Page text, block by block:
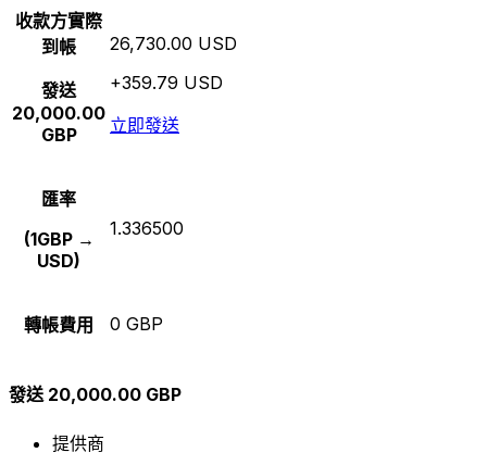
收款方實際
到帳
發送
20,000.00
GBP
26,730.00 USD
+359.79 USD
立即發送
匯率
(1GBP →
USD)
1.336500
轉帳費用 0 GBP
發送 20,000.00 GBP
提供商